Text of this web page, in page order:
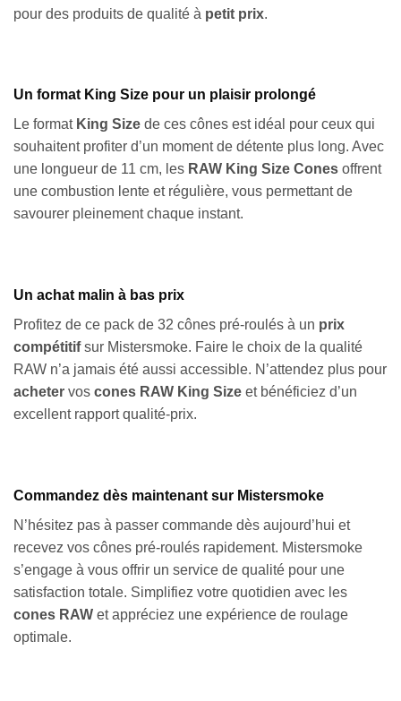
pour des produits de qualité à petit prix.
Un format King Size pour un plaisir prolongé
Le format King Size de ces cônes est idéal pour ceux qui
souhaitent profiter d’un moment de détente plus long. Avec
une longueur de 11 cm, les RAW King Size Cones offrent
une combustion lente et régulière, vous permettant de
savourer pleinement chaque instant.
Un achat malin à bas prix
Profitez de ce pack de 32 cônes pré-roulés à un prix
compétitifsur Mistersmoke. Faire le choix de la qualité
RAW n’a jamais été aussi accessible. N’attendez plus pour
acheter vos cones RAW King Size et bénéficiez d’un
excellent rapport qualité-prix.
Commandez dès maintenant sur Mistersmoke
N’hésitez pas à passer commande dès aujourd’hui et
recevez vos cônes pré-roulés rapidement. Mistersmoke
s’engage à vous offrir un service de qualité pour une
satisfaction totale. Simplifiez votre quotidien avec les
cones RAW et appréciez une expérience de roulage
optimale.